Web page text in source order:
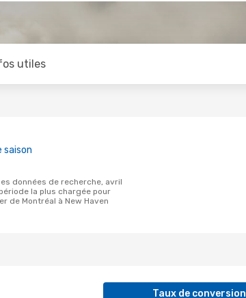
utiles
saison
la plus chargée pour
de Montréal à New Haven
Taux de conversion